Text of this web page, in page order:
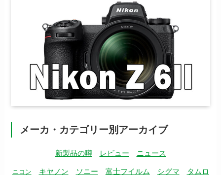
メーカ・カテゴリー別アーカイブ
新製品の噂 レビュー ニュース
ニコン キヤノン ソニー 富士フイルム シグマ
タムロ